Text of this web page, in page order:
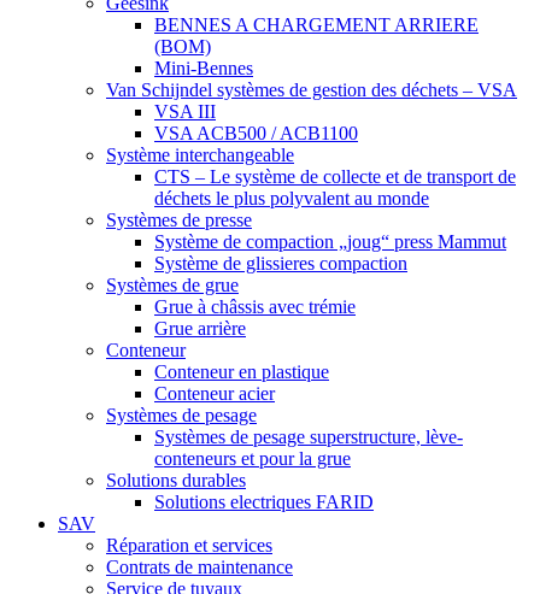
BENNES A CHARGEMENT ARRIERE
(BOM)
Mini-Bennes
Van Schijndel systèmes de gestion des déchets – VSA
VSA III
VSA ACB500 / ACB1100
Système interchangeable
CTS – Le système de collecte et de transport de
déchets le plus polyvalent au monde
Systèmes de presse
Système de compaction „joug“ press Mammut
Système de glissieres compaction
Systèmes de grue
Grue à châssis avec trémie
Grue arrière
Conteneur
Conteneur en plastique
Conteneur acier
Systèmes de pesage
Systèmes de pesage superstructure, lève-
conteneurs et pour la grue
Solutions durables
Solutions electriques FARID
SAV
Réparation et services
Contrats de maintenance
Service de tuyaux